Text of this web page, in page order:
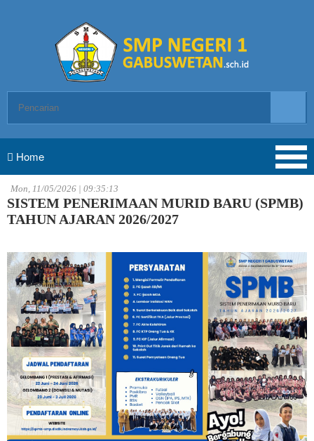
Home
Mon, 11/05/2026 | 09:35:13
SISTEM PENERIMAAN MURID BARU (SPMB)
TAHUN AJARAN 2026/2027